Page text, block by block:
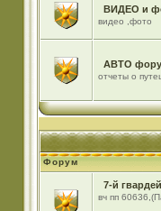
ВИДЕО и
видео ,фото
АВТО
отчеты о
Форум
7-й
вч пп